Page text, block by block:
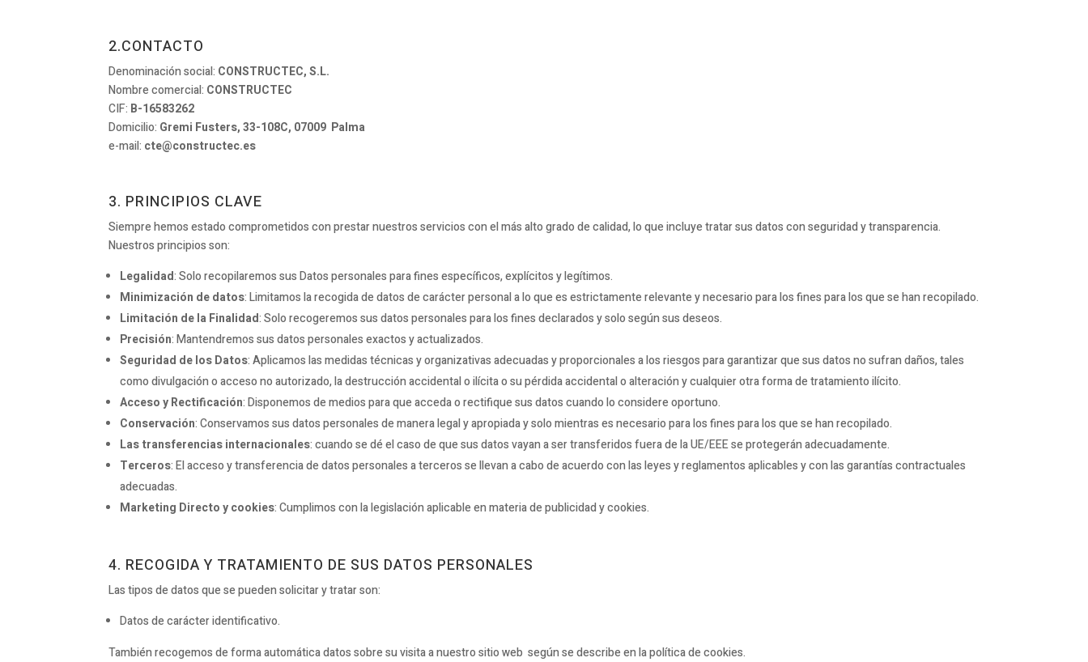
2.CONTACTO
Denominación social: CONSTRUCTEC, S.L.
Nombre comercial: CONSTRUCTEC
CIF: B-16583262
Domicilio: Gremi Fusters, 33-108C, 07009 Palma
e-mail: cte@constructec.es
3. PRINCIPIOS CLAVE
Siempre hemos estado comprometidos con prestar nuestros servicios con el más alto grado de calidad, lo que incluye tratar sus datos con seguridad y transparencia.
Nuestros principios son:
Legalidad: Solo recopilaremos sus Datos personales para fines específicos, explícitos y legítimos.
Minimización de datos: Limitamos la recogida de datos de carácter personal a lo que es estrictamente relevante y necesario para los fines para los que se han recopilado.
Limitación de la Finalidad: Solo recogeremos sus datos personales para los fines declarados y solo según sus deseos.
Precisión: Mantendremos sus datos personales exactos y actualizados.
Seguridad de los Datos: Aplicamos las medidas técnicas y organizativas adecuadas y proporcionales a los riesgos para garantizar que sus datos no sufran daños, tales
como divulgación o acceso no autorizado, la destrucción accidental o ilícita o su pérdida accidental o alteración y cualquier otra forma de tratamiento ilícito.
Acceso y Rectificación: Disponemos de medios para que acceda o rectifique sus datos cuando lo considere oportuno.
Conservación: Conservamos sus datos personales de manera legal y apropiada y solo mientras es necesario para los fines para los que se han recopilado.
Las transferencias internacionales: cuando se dé el caso de que sus datos vayan a ser transferidos fuera de la UE/EEE se protegerán adecuadamente.
Terceros: El acceso y transferencia de datos personales a terceros se llevan a cabo de acuerdo con las leyes y reglamentos aplicables y con las garantías contractuales
adecuadas.
Marketing Directo y cookies: Cumplimos con la legislación aplicable en materia de publicidad y cookies.
4. RECOGIDA Y TRATAMIENTO DE SUS DATOS PERSONALES
Las tipos de datos que se pueden solicitar y tratar son:
Datos de carácter identificativo.
También recogemos de forma automática datos sobre su visita a nuestro sitio web según se describe en la política de cookies.